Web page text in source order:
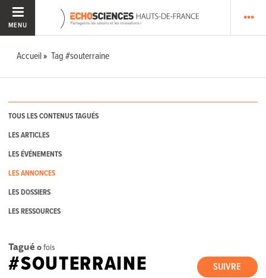
MENU
Accueil Tag #souterraine
TOUS LES CONTENUS TAGUÉS
LES ARTICLES
LES ÉVÉNEMENTS
LES ANNONCES
LES DOSSIERS
LES RESSOURCES
Tagué 0fois
SUIVRE
#SOUTERRAINE